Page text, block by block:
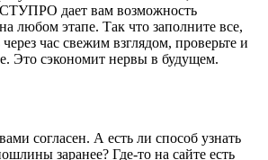
дает вам возможность
любом этапе. Так что заполните все,
час свежим взглядом, проверьте и
Это сэкономит нервы в будущем.
согласен. А есть ли способ узнать
заранее? Где-то на сайте есть